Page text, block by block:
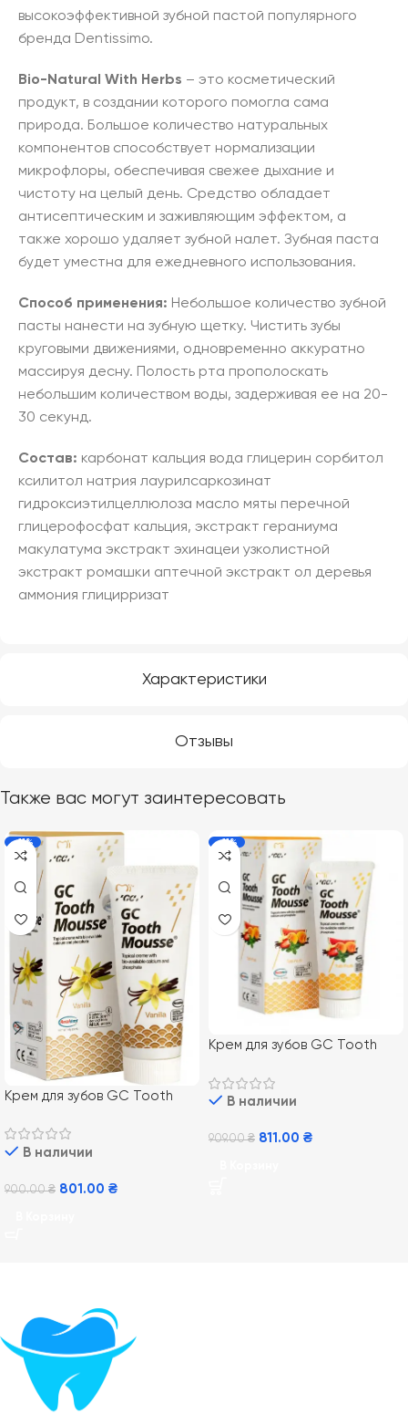
Характеристики
Отзывы
высокоэффективной зубной пастой популярного
бренда Dentissimo.
Bio-Natural With Herbs – это косметический
продукт, в создании которого помогла сама
природа. Большое количество натуральных
компонентов способствует нормализации
микрофлоры, обеспечивая свежее дыхание и
чистоту на целый день. Средство обладает
антисептическим и заживляющим эффектом, а
также хорошо удаляет зубной налет. Зубная паста
будет уместна для ежедневного использования.
Способ применения: Небольшое количество зубной
пасты нанести на зубную щетку. Чистить зубы
круговыми движениями, одновременно аккуратно
массируя десну. Полость рта прополоскать
небольшим количеством воды, задерживая ее на 20-
30 секунд.
Состав: карбонат кальция вода глицерин сорбитол
ксилитол натрия лаурилсаркозинат
гидроксиэтилцеллюлоза масло мяты перечной
глицерофосфат кальция, экстракт гераниума
макулатума экстракт эхинацеи узколистной
экстракт ромашки аптечной экстракт ол деревья
аммония глицирризат
Также вас могут заинтересовать
-11%
Крем для зубов GC Tooth
Ванильный
В наличии
900.00₴ 801.00 ₴
-11%
Крем для зубов GC Tooth
Тутти Фрутти
В наличии
909.00₴ 811.00 ₴